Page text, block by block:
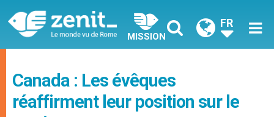
MISSION
FR
Canada : Les évêques
réaffirment leur position sur le